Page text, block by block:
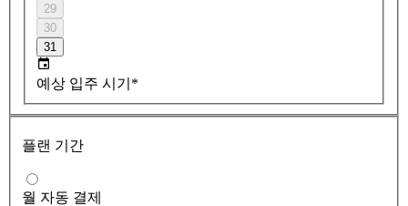
29
30
31
예상 입주 시기*
플랜 기간
월 자동 결제